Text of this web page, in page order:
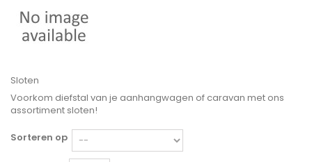
Sloten
Voorkom diefstal van je aanhangwagen of caravan met ons
assortiment sloten!
Sorteren op